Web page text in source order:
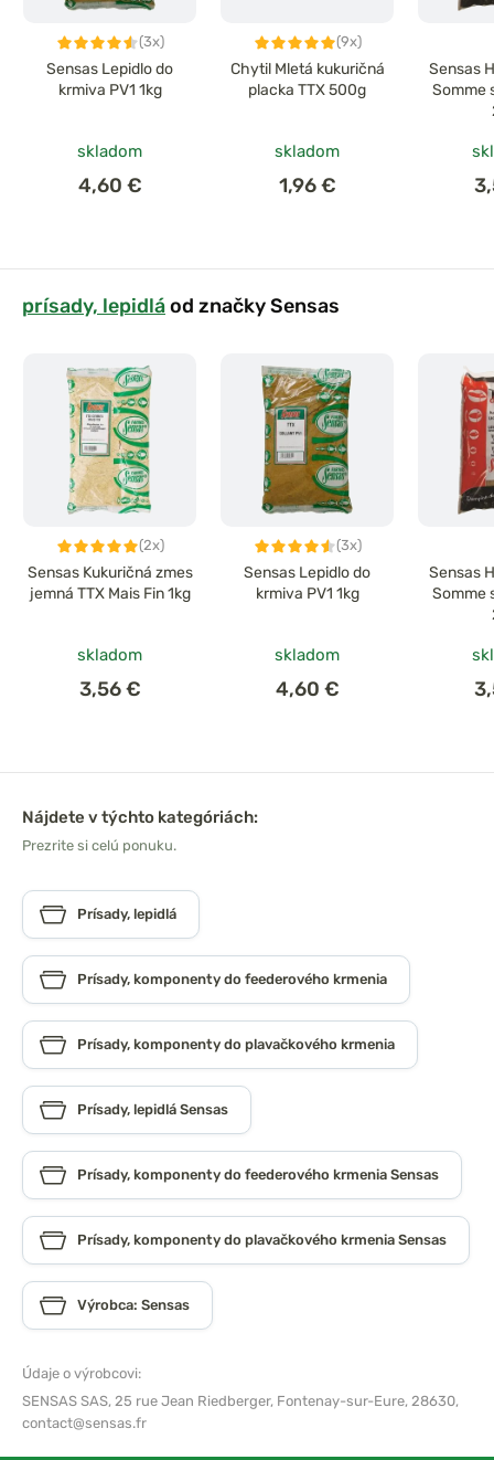
(3x)
Sensas Lepidlo do
krmiva PV1 1kg
skladom
4,60 €
(9x)
Chytil Mletá kukuričná
placka TTX 500g
skladom
1,96 €
Sensas
Somme
prísady, lepidláod značky Sensas
(2x)
Sensas Kukuričná zmes
jemná TTX Mais Fin 1kg
skladom
3,56 €
(3x)
Sensas Lepidlo do
krmiva PV1 1kg
skladom
4,60 €
Sensas
Somme
Nájdete v týchto kategóriách:
Prezrite si celú ponuku.
Prísady, lepidlá
Prísady, komponenty do feederového krmenia
Prísady, komponenty do plavačkového krmenia
Prísady, lepidlá Sensas
Prísady, komponenty do feederového krmenia Sensas
Prísady, komponenty do plavačkového krmenia Sensas
Výrobca: Sensas
Údaje o výrobcovi:
SENSAS SAS, 25 rue Jean Riedberger, Fontenay-sur-Eure, 28630,
contact@sensas.fr